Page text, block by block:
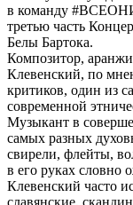
в команду
третью часть
Белы Бартока.
Композитор,
Клевенский, по
критиков, один из
современной
Музыкант в
самых разных
свирели, флейты,
в его руках словно
Клевенский часто
славянские,